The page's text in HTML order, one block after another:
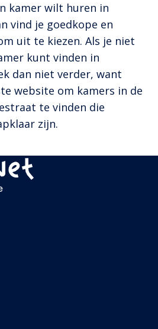
kamer wilt huren in
vind je goedkope en
uit te kiezen. Als je niet
kunt vinden in
dan niet verder, want
website om kamers in de
te vinden die
zijn.